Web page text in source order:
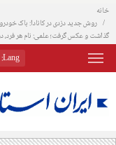
خانه
روش جدید دزدی در کانادا: باک
گذاشت و عکس گرفت؛ علمی: نام هر فرد،
Lang